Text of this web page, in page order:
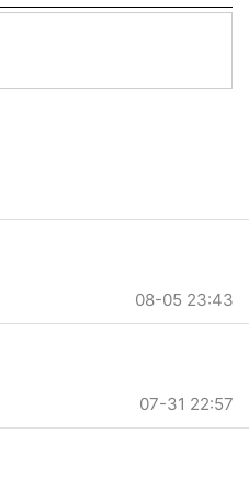
08-05 23:43
07-31 22:57